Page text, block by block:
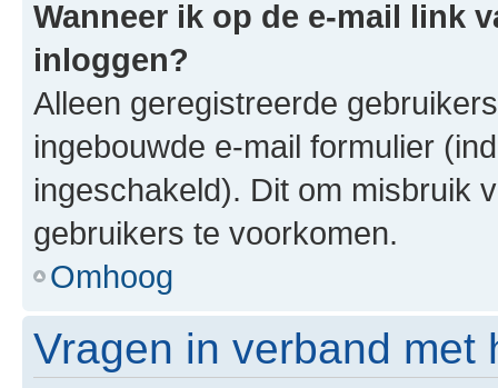
Wanneer ik op de e-mail link
inloggen?
Alleen geregistreerde
ingebouwde e-mail formulier
ingeschakeld). Dit om misbruik
gebruikers te voorkomen.
Omhoog
Vragen in verband met